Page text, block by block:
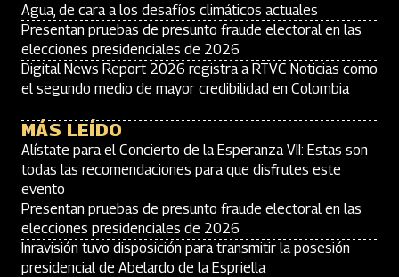
Agua, de cara a los desafíos climáticos actuales
Presentan pruebas de presunto fraude electoral en las
elecciones presidenciales de 2026
Digital News Report 2026 registra a RTVC Noticias como
el segundo medio de mayor credibilidad en Colombia
MÁS LEÍDO
Alístate para el Concierto de la Esperanza VII: Estas son
todas las recomendaciones para que disfrutes este
evento
Presentan pruebas de presunto fraude electoral en las
elecciones presidenciales de 2026
Inravisión tuvo disposición para transmitir la posesión
presidencial de Abelardo de la Espriella